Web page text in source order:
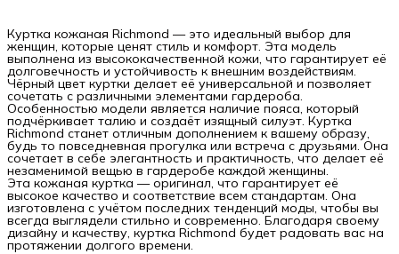
Куртка кожаная Richmond — это идеальный выбор для
женщин, которые ценят стиль и комфорт. Эта модель
выполнена из высококачественной кожи, что гарантирует её
долговечность и устойчивость к внешним воздействиям.
Чёрный цвет куртки делает её универсальной и позволяет
сочетать с различными элементами гардероба.
Особенностью модели является наличие пояса, который
подчёркивает талию и создаёт изящный силуэт. Куртка
Richmond станет отличным дополнением к вашему образу,
будь то повседневная прогулка или встреча с друзьями. Она
сочетает в себе элегантность и практичность, что делает её
незаменимой вещью в гардеробе каждой женщины.
Эта кожаная куртка — оригинал, что гарантирует её
высокое качество и соответствие всем стандартам. Она
изготовлена с учётом последних тенденций моды, чтобы вы
всегда выглядели стильно и современно. Благодаря своему
дизайну и качеству, куртка Richmond будет радовать вас на
протяжении долгого времени.